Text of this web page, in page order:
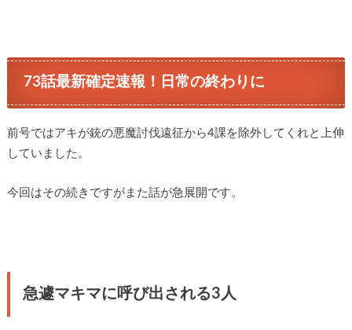
73話最新確定速報！日常の終わりに
前号ではアキが銃の悪魔討伐遠征から4課を除外してくれと上伸
していました。
今回はその続きですがまた話が急展開です。
急遽マキマに呼び出される3人